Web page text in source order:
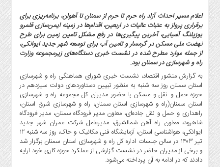
آپ
و
فن
آوری
بانک
،
بیمه
و
ارز
دیجیتال
کشاورزی
و
صنایع
غذایی
اعلام مسیر احداث آزاد راه حرم تا حرم از سمنان تا آهوان، برنامه‌ریزی برای
برقراری پرواز به عتبات عالیات در اربعین، اقدام‌ها در زمینه ایمن‌سازی قلمرو
یوزپلنگ‌ آسیایی، آخرین پیگیری‌ها در رفع مشکل تامین زمین برای طرح
نهضت ملی مسکن در گرمسار و تامین آب برای توسعه شهر جدید ایوانکی،
از جمله موارد مطرح شده در نشست خبری دستگاه‌های زیرمجموعه وزارت
راه و شهرسازی در سمنان بود.
به گزارش منشور اقتصاد، نشست خبری شورای هماهنگی راه و شهرسازی
استان سمنان روز سه شنبه به منظور تبیین دستاوردهای دولت سیزدهم در
حوزه حمل و نقل و مسکن با حضور مدیران کل مجموعه راه و شهرسازی
استان سمنان(راه و شهرسازی استان سمنان، راه و شهرسازی شرق استان،
راهداری و حمل و نقل جاده‌ای، معاون مدیر فرودگاه سمنان، مدیر فرودگاه
شاهرود، معاون راه آهن شمالشرق، مدیرعامل شرکت عمران شهر جدید
ایوانکی، هواشناسی استان، آزمایشگاه فنی مکانیک و خاک، روز سه شنبه ۱۲
تیر ۱۴۰۳ در سالن جلسات اداره کل راه و شهرسازی استان سمنان برگزار شد
و برخی از مدیران حاضر در نشست گزارشی از عملکرد حوزه کاری خود ارایه
دادند که در ادامه به آن پرداخته می‌شود.